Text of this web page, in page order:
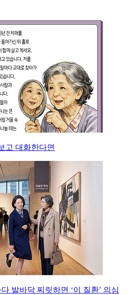
고 대화한다면
발바닥 찌릿하면 ‘이 질환’ 의심